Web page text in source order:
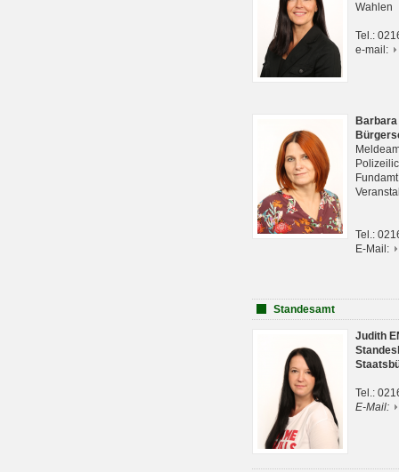
Wahlen
Tel.:
e-mail:
Tel.:
E-Mail:
Standesamt
Judith
Tel.:
E-Mail: